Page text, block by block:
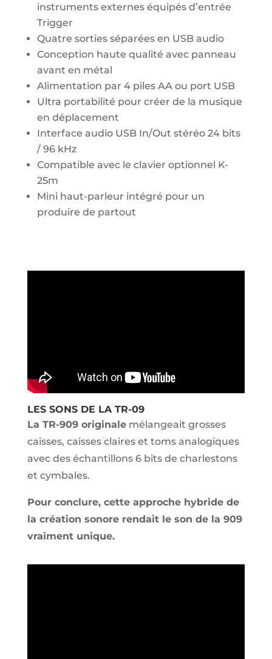
instruments externes équipés d’entrée
Trigger
Quatre sorties séparées en USB audio
Conception haute qualité avec panneau
avant en métal
Alimentation par 4 piles AA ou port USB
Ultra portabilité pour créer de la musique
en déplacement
Interface audio USB In/Out stéréo 24 bits
/ 96 kHz
Compatible avec le clavier optionnel K-
25m
Mini haut-parleur intégré pour un
produire de partout
LES SONS DE LA TR-09
La TR-909 originalemélangeait grosses
caisses, caisses claires et toms analogiques
avec des échantillons 6 bits de charlestons
et cymbales.
Pour conclure, cette approche hybride de
la création sonore rendait le son de la 909
vraiment unique.